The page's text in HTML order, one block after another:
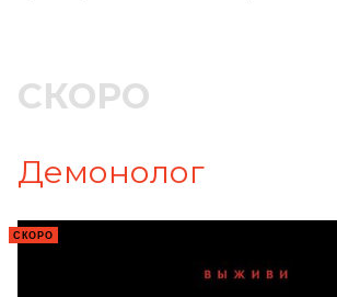
СКОРО
Демонолог
СКОРО